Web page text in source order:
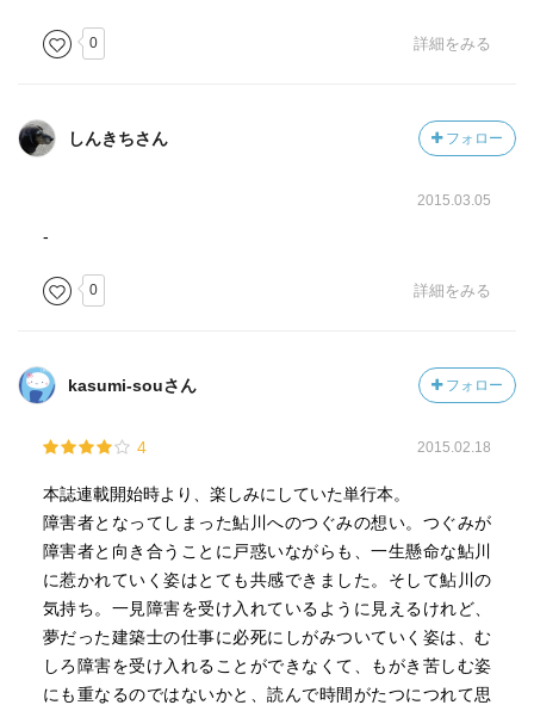
0 詳細をみる
しんきちさん フォロー
2015.03.05
-
0 詳細をみる
kasumi-souさん フォロー
4 2015.02.18
本誌連載開始時より、楽しみにしていた単行本。
障害者となってしまった鮎川へのつぐみの想い。つぐみが
障害者と向き合うことに戸惑いながらも、一生懸命な鮎川
に惹かれていく姿はとても共感できました。そして鮎川の
気持ち。一見障害を受け入れているように見えるけれど、
夢だった建築士の仕事に必死にしがみついていく姿は、む
しろ障害を受け入れることができなくて、もがき苦しむ姿
にも重なるのではないかと、読んで時間がたつにつれて思